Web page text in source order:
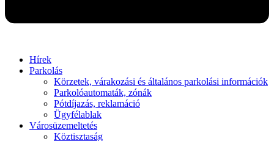
Hírek
Parkolás
Körzetek, várakozási és általános parkolási információk
Parkolóautomaták, zónák
Pótdíjazás, reklamáció
Ügyfélablak
Városüzemeltetés
Köztisztaság